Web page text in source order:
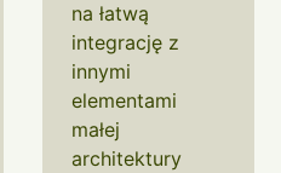
na łatwą
integrację z
innymi
elementami
małej
architektury